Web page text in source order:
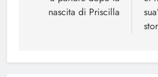
nascita di Priscilla